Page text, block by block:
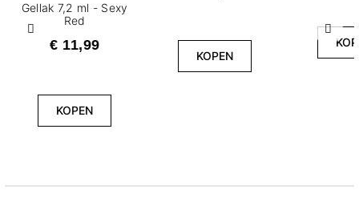
Vorige
Gellak 7,2 ml - Sexy
Red
€ 11,99
KOPEN
KOPEN